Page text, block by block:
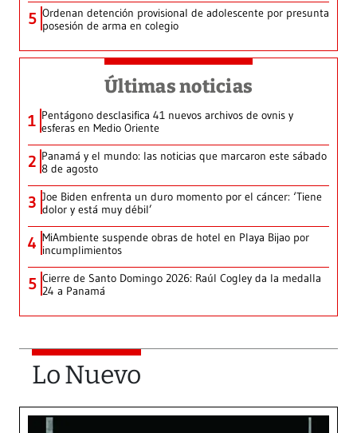
5 Ordenan detención provisional de adolescente por presunta
posesión de arma en colegio
Últimas noticias
1 Pentágono desclasifica 41 nuevos archivos de ovnis y
esferas en Medio Oriente
2 Panamá y el mundo: las noticias que marcaron este sábado
8 de agosto
3 Joe Biden enfrenta un duro momento por el cáncer: ‘Tiene
dolor y está muy débil’
4 MiAmbiente suspende obras de hotel en Playa Bijao por
incumplimientos
5 Cierre de Santo Domingo 2026: Raúl Cogley da la medalla
24 a Panamá
Lo Nuevo